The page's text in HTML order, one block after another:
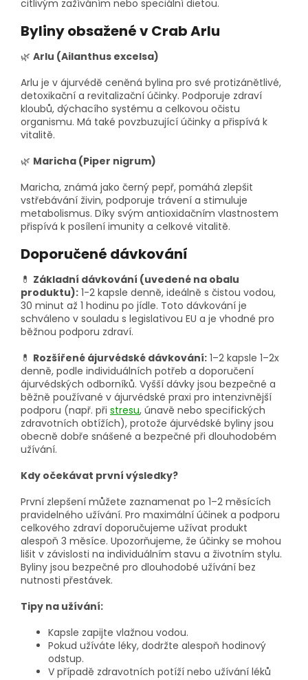
citlivým zažíváním nebo speciální dietou.
Byliny obsažené v Crab Arlu
🌿 Arlu (Ailanthus excelsa)
Arlu je v ájurvédě ceněná bylina pro své protizánětlivé,
detoxikační a revitalizační účinky. Podporuje zdraví
kloubů, dýchacího systému a celkovou očistu
organismu. Má také povzbuzující účinky a přispívá k
vitalitě.
🌿 Maricha (Piper nigrum)
Maricha, známá jako černý pepř, pomáhá zlepšit
vstřebávání živin, podporuje trávení a stimuluje
metabolismus. Díky svým antioxidačním vlastnostem
přispívá k posílení imunity a celkové vitalitě.
Doporučené dávkování
💊 Základní dávkování (uvedené na obalu
produktu): 1-2 kapsle denně, ideálně s čistou vodou,
30 minut až 1 hodinu po jídle. Toto dávkování je
schváleno v souladu s legislativou EU a je vhodné pro
běžnou podporu zdraví.
💊 Rozšířené ájurvédské dávkování: 1–2 kapsle 1–2x
denně, podle individuálních potřeb a doporučení
ájurvédských odborníků. Vyšší dávky jsou bezpečné a
běžně používané v ájurvédské praxi pro intenzivnější
podporu (např. při stresu, únavě nebo specifických
zdravotních obtížích), protože ájurvédské byliny jsou
obecně dobře snášené a bezpečné při dlouhodobém
užívání.
Kdy očekávat první výsledky?
První zlepšení můžete zaznamenat po 1–2 měsících
pravidelného užívání. Pro maximální účinek a podporu
celkového zdraví doporučujeme užívat produkt
alespoň 3 měsíce. Upozorňujeme, že účinky se mohou
lišit v závislosti na individuálním stavu a životním stylu.
Byliny jsou bezpečné pro dlouhodobé užívání bez
nutnosti přestávek.
Tipy na užívání:
Kapsle zapijte vlažnou vodou.
Pokud užíváte léky, dodržte alespoň hodinový
odstup.
V případě zdravotních potíží nebo užívání léků